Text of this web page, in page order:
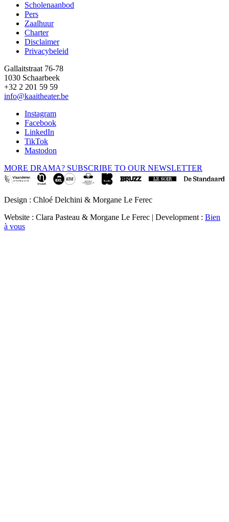
Footer
Scholenaanbod
Pers
Zaalhuur
Charter
Disclaimer
Privacybeleid
Gallaitstraat 76-78
1030 Schaarbeek
+32 2 201 59 59
info@kaaitheater.be
Instagram
Facebook
LinkedIn
TikTok
Mastodon
MORE DRAMA? SUBSCRIBE TO OUR NEWSLETTER
Design : Chloé Delchini & Morgane Le Ferec
Website : Clara Pasteau & Morgane Le Ferec | Development : Bien
à vous